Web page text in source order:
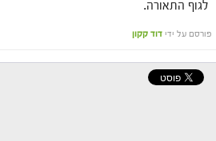
לגוף התאורה.
פורסם על ידי דוד קקון